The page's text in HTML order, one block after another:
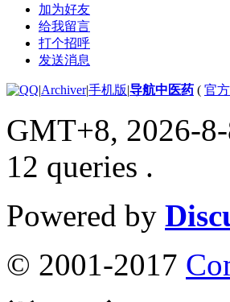
加为好友
给我留言
打个招呼
发送消息
|Archiver|手机版|导航中医药 ( 官
GMT+8, 2026-
12 queries .
Powered by
© 2001-2017